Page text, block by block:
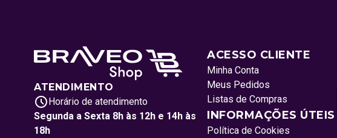
ATENDIMENTO
Horário de atendimento
Segunda a Sexta 8h às 12h e 14h às
18h
ACESSO CLIENTE
Minha Conta
Meus Pedidos
Listas de Compras
INFORMAÇÕES ÚTEIS
Política de Cookies